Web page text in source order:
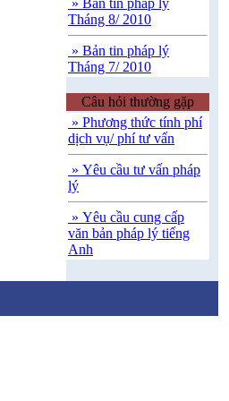
» Bản tin pháp lý
Tháng 8/ 2010
» Bản tin pháp lý
Tháng 7/ 2010
Câu hỏi thường gặp
» Phương thức tính phí
dịch vụ/ phí tư vấn
» Yêu cầu tư vấn pháp
lý
» Yêu cầu cung cấp
văn bản pháp lý tiếng
Anh